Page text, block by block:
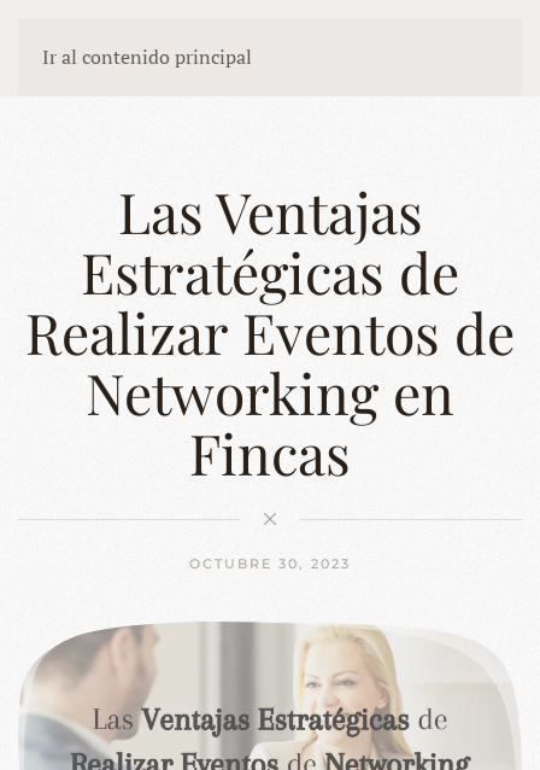
Ir al contenido principal
Las Ventajas
Estratégicas de
Realizar Eventos de
Networking en
Fincas
OCTUBRE 30, 2023